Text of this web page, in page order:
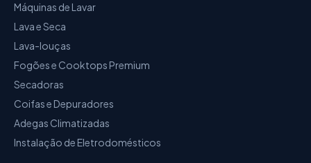
Máquinas de Lavar
Lava e Seca
Lava-louças
Fogões e Cooktops Premium
Secadoras
Coifas e Depuradores
Adegas Climatizadas
Instalação de Eletrodomésticos